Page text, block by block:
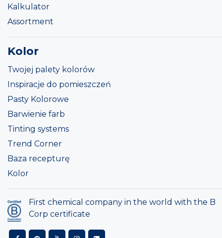
Kalkulator
Assortment
Kolor
Twojej palety kolorów
Inspiracje do pomieszczeń
Pasty Kolorowe
Barwienie farb
Tinting systems
Trend Corner
Baza recepturę
Kolor
First chemical company in the world with the B
Corp certificate